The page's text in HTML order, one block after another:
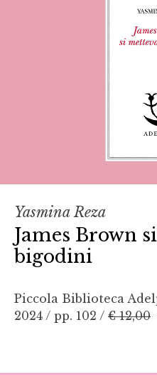
Yasmina Reza
James Brown
bigodini
Piccola Biblioteca
2024 / pp. 102 / € 12,00